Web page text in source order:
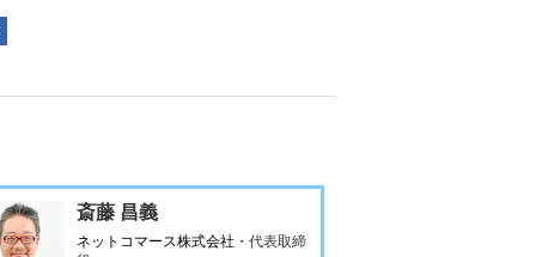
斎藤 昌義
ネットコマース株式会社 ・代表取締